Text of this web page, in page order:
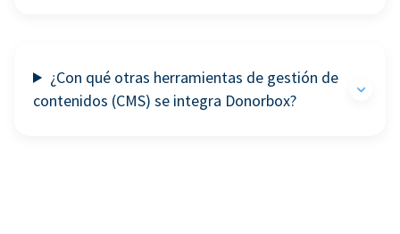
¿Con qué otras herramientas de gestión de
contenidos (CMS) se integra Donorbox?